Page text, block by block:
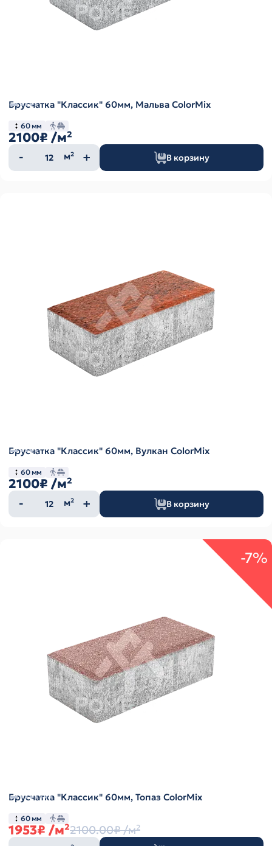
Брусчатка "Классик" 60мм, Мальва ColorMix
60 мм
2100₽ /м²
Количество
товара
м² В корзину
Брусчатка "Классик" 60мм, Вулкан ColorMix
60 мм
2100₽ /м²
Количество
товара
м² В корзину
-7%
Брусчатка "Классик" 60мм, Топаз ColorMix
60 мм
1953₽ /м²2100.00₽/м²